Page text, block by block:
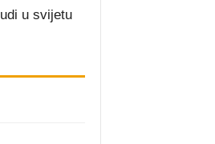
u svijetu